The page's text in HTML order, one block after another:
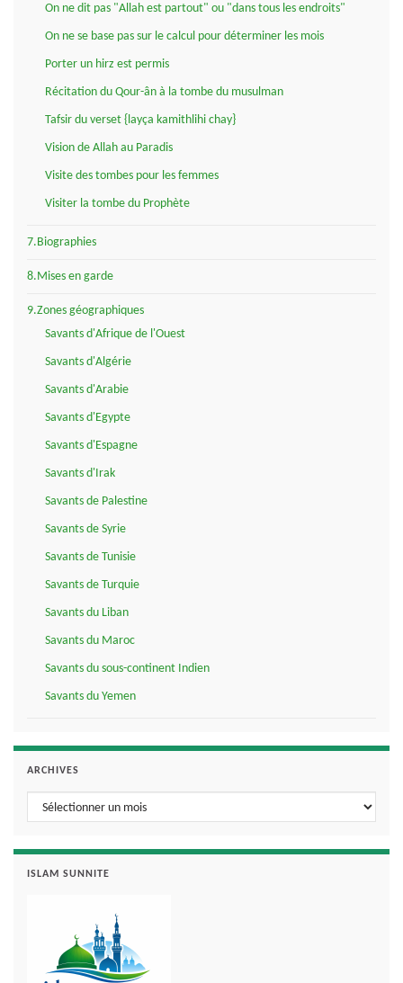
On ne dit pas "Allah est partout" ou "dans tous les endroits"
On ne se base pas sur le calcul pour déterminer les mois
Porter un hirz est permis
Récitation du Qour-ân à la tombe du musulman
Tafsir du verset {layça kamithlihi chay}
Vision de Allah au Paradis
Visite des tombes pour les femmes
Visiter la tombe du Prophète
7.Biographies
8.Mises en garde
9.Zones géographiques
Savants d'Afrique de l'Ouest
Savants d'Algérie
Savants d'Arabie
Savants d'Egypte
Savants d'Espagne
Savants d'Irak
Savants de Palestine
Savants de Syrie
Savants de Tunisie
Savants de Turquie
Savants du Liban
Savants du Maroc
Savants du sous-continent Indien
Savants du Yemen
ARCHIVES
Archives
ISLAM SUNNITE